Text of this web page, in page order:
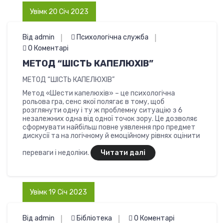
Увімк 20 Січ 2023
Від admin
Психологічна служба
0 Коментарі
МЕТОД “ШІСТЬ КАПЕЛЮХІВ”
МЕТОД “ШІСТЬ КАПЕЛЮХІВ”
Метод «Шести капелюхів» – це психологічна
рольова гра, сенс якої полягає в тому, щоб
розглянути одну і ту ж проблемну ситуацію з 6
незалежних одна від одної точок зору. Це дозволяє
сформувати найбільш повне уявлення про предмет
дискусії та на логічному й емоційному рівнях оцінити
переваги і недоліки.
Читати далі
Увімк 19 Січ 2023
Від admin Бібліотека 0 Коментарі